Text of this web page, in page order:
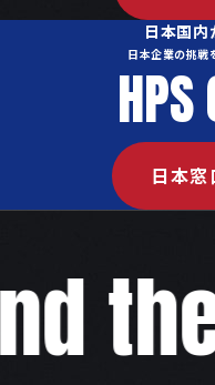
日本国内
日本企業の挑戦
HPS
日本